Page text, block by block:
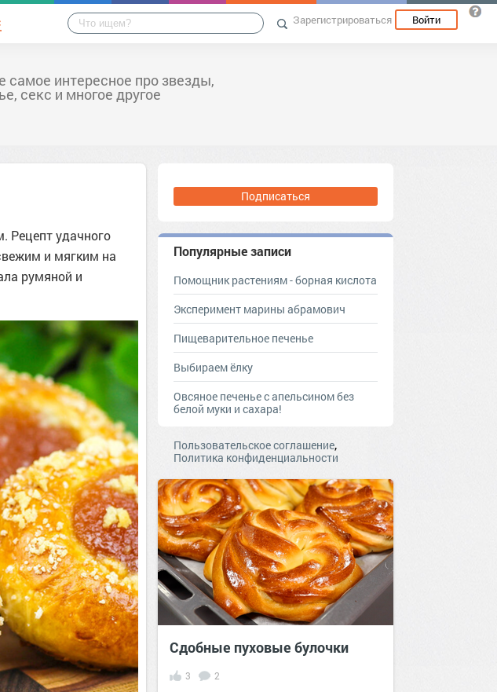
Зарегистрироваться Войти
самое интересное про звезды,
секс и многое другое
Рецепт удачного
и мягким на
румяной и
Подписаться
Популярные записи
Помощник растениям - борная кислота
Эксперимент марины абрамович
Пищеварительное печенье
Выбираем ёлку
Овсяное печенье с апельсином без
белой муки и сахара!
Пользовательское соглашение,
Политика конфиденциальности
Сдобные пуховые булочки
3 2